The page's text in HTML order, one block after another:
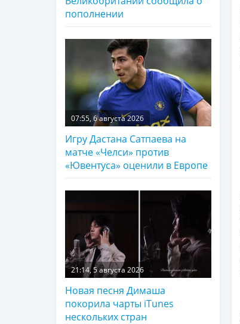
пополнении
07:55, 6 августа 2026
Игру Дастана Сатпаева на
матче «Челси» против
«Ювентуса» оценили в Европе
21:14, 5 августа 2026
Новая песня Димаша
покорила чарты iTunes
нескольких стран